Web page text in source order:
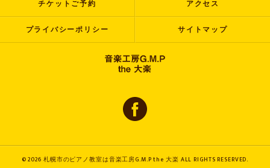
チケットご予約 アクセス
プライバシーポリシー サイトマップ
© 2026 札幌市のピアノ教室は音楽工房G.M.P the 大楽 ALL RIGHTS RESERVED.